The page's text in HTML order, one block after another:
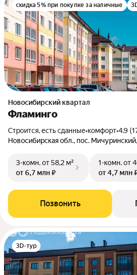
скидка 5% при покупке за наличные
Новосибирский квартал
Фламинго
Строится, есть сданные•комфорт•4.9
Новосибирская обл., пос.
3-комн.от 58,2 м²
от 6,7 млн ₽
1-комн.от
от 4,7 млн
Позвонить
3D-тур